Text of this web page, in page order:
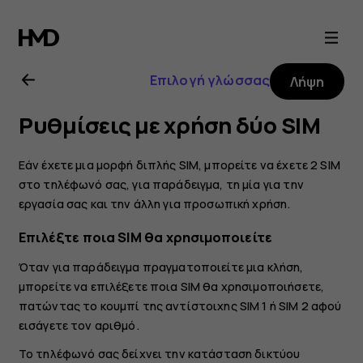
Οδηγίες
χρήσης
Nokia
8.1
Επιλογή γλώσσας Λήψη
Ρυθμίσεις με χρήση δύο SIM
Εάν έχετε μια μορφή διπλής SIM, μπορείτε να έχετε 2 SIM
στο τηλέφωνό σας, για παράδειγμα, τη μία για την
εργασία σας και την άλλη για προσωπική χρήση.
Επιλέξτε ποια SIM θα χρησιμοποιείτε
Όταν για παράδειγμα πραγματοποιείτε μια κλήση,
μπορείτε να επιλέξετε ποια SIM θα χρησιμοποιήσετε,
πατώντας το κουμπί της αντίστοιχης SIM 1 ή SIM 2 αφού
εισάγετε τον αριθμό.
Το τηλέφωνό σας δείχνει την κατάσταση δικτύου